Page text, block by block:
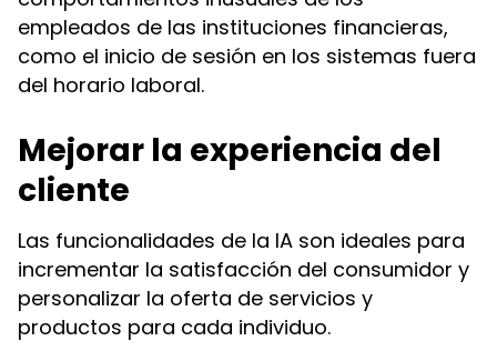
empleados de las instituciones financieras,
como el inicio de sesión en los sistemas fuera
del horario laboral.
Mejorar la experiencia del
cliente
Las funcionalidades de la IA son ideales para
incrementar la satisfacción del consumidor y
personalizar la oferta de servicios y
productos para cada individuo.